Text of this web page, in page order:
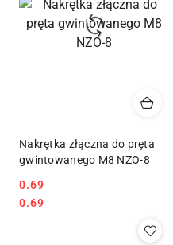
Nakrętka złączna do pręta
gwintowanego M8 NZO-8
Cena:
0.69
Cena:
0.69